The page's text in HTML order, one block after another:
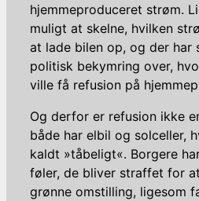
hjemmeproduceret strøm.
muligt at skelne, hvilken
at lade bilen op, og der har
politisk bekymring over,
ville få refusion på
Og derfor er refusion ikke
både har elbil og solceller,
kaldt »tåbeligt«. Borgere
føler, de bliver straffet for
grønne omstilling, ligesom